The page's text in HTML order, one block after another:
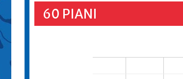
60 PIANI